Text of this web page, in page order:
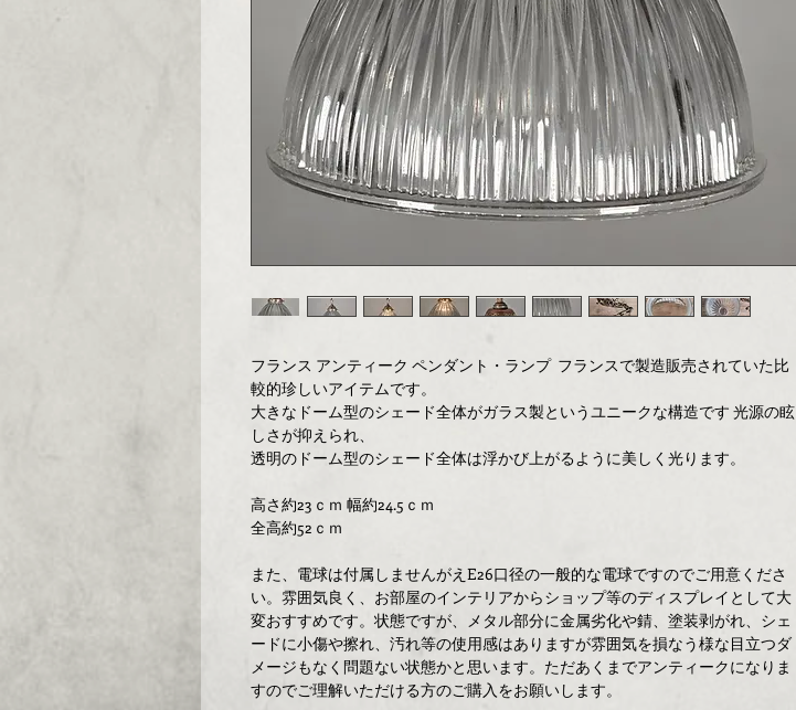
フランス アンティーク ペンダント・ランプ フランスで製造販売されていた比
較的珍しいアイテムです。
大きなドーム型のシェード全体がガラス製というユニークな構造です 光源の眩
しさが抑えられ、
透明のドーム型のシェード全体は浮かび上がるように美しく光ります。
高さ約23ｃｍ 幅約24.5ｃｍ
全高約52ｃｍ
また、電球は付属しませんがえE26口径の一般的な電球ですのでご用意くださ
い。雰囲気良く、お部屋のインテリアからショップ等のディスプレイとして大
変おすすめです。状態ですが、メタル部分に金属劣化や錆、塗装剥がれ、シェ
ードに小傷や擦れ、汚れ等の使用感はありますが雰囲気を損なう様な目立つダ
メージもなく問題ない状態かと思います。ただあくまでアンティークになりま
すのでご理解いただける方のご購入をお願いします。